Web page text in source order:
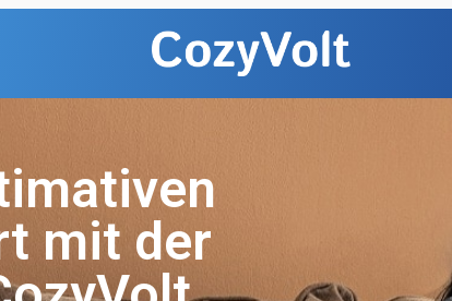
mit der